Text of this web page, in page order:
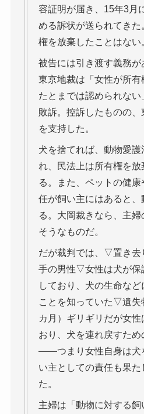
容証明が届き、15年3月
める訴状が送られてき
権を放棄したことはない
被告には引き渡す義務が
東京地裁は「女性が所有
たとまでは認められな
敗訴。控訴したものの
を支持した。
犬を捨てれば、動物愛
れ、民法上は所有権を
る。また、ペットの健
任が飼い主にはあると
る。大岡裁きなら、主
そうなものだ。
だが裁判では、▽置き去
手の男性▽女性は犬が保
しており、犬の生命な
ことを知っていた▽遺失
カ月）ギリギリだが女
おり、犬を連れ戻すため
――つまり女性自身は犬
い主としての責任も果
た。
主婦は「動物に対する